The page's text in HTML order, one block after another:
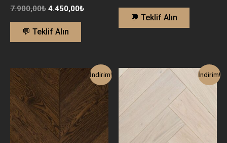
7.900,00₺ 4.450,00₺
💬 Teklif Alın
💬 Teklif Alın
İndirim!
Orijinal
fiyat:
12.900,00₺.
Şu
andaki
fiyat:
7.300,00₺.
İndirim!
Orijinal
fiyat:
9.800,00₺.
Şu
andaki
fiyat: